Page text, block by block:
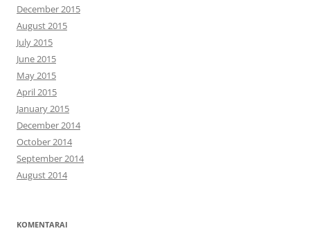
December 2015
August 2015
July 2015
June 2015
May 2015
April 2015
January 2015
December 2014
October 2014
September 2014
August 2014
KOMENTARAI